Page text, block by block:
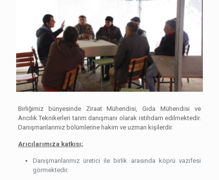
Birliğimiz bünyesinde Ziraat Mühendisi, Gıda Mühendisi ve
Arıcılık Teknikerleri tarım danışmanı olarak istihdam edilmektedir.
Danışmanlarımız bölümlerine hakim ve uzman kişilerdir.
Arıcılarımıza katkısı;
Danışmanlarımız üretici ile birlik arasında köprü vazifesi
görmektedir.